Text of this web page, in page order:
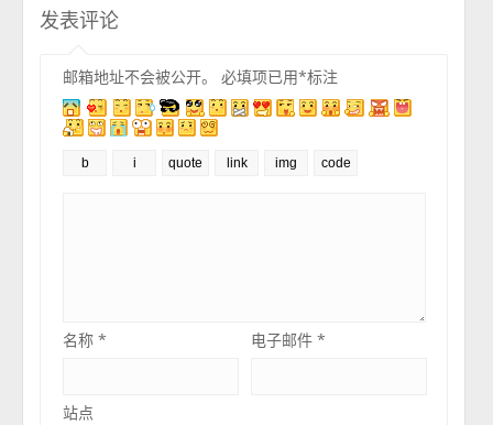
发表评论
邮箱地址不会被公开。 必填项已用*标注
名称* 电子邮件*
站点